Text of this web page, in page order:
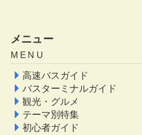
メニュー
MENU
高速バスガイド
バスターミナルガイド
観光・グルメ
テーマ別特集
初心者ガイド